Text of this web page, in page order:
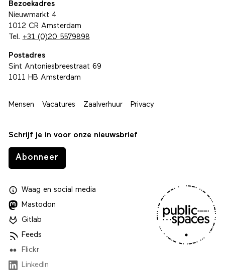
Bezoekadres
Nieuwmarkt 4
1012 CR Amsterdam
Tel. +31 (0)20 5579898
Postadres
Sint Antoniesbreestraat 69
1011 HB Amsterdam
Mensen Vacatures Zaalverhuur Privacy
Schrijf je in voor onze nieuwsbrief
Abonneer
Waagen social media
Mastodon
Gitlab
Feeds
Flickr
LinkedIn